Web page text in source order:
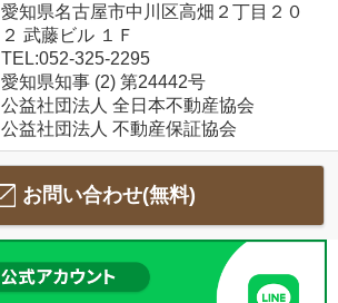
愛知県名古屋市中川区高畑２丁目２０
２ 武藤ビル １Ｆ
TEL:052-325-2295
愛知県知事 (2) 第24442号
公益社団法人 全日本不動産協会
公益社団法人 不動産保証協会
お問い合わせ(無料)